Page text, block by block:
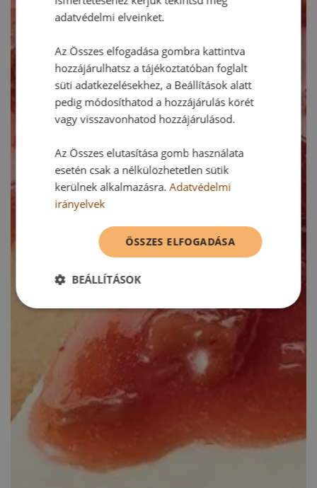
adatvédelmi elveinket.
Az Összes elfogadása gombra kattintva
hozzájárulhatsz a tájékoztatóban foglalt
süti adatkezelésekhez, a Beállítások alatt
pedig módosíthatod a hozzájárulás körét
vagy visszavonhatod hozzájárulásod.
Az Összes elutasítása gomb használata
esetén csak a nélkülözhetetlen sütik
kerülnek alkalmazásra.Adatvédelmi
irányelvek
ÖSSZES ELFOGADÁSA
BEÁLLÍTÁSOK